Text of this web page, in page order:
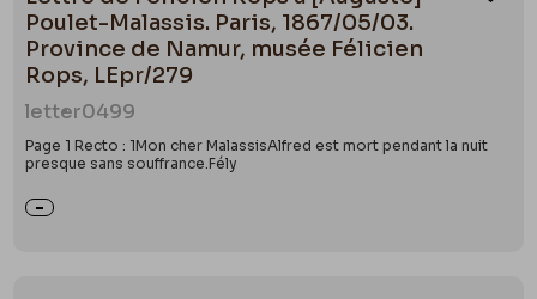
Poulet-Malassis. Paris, 1867/05/03.
Province de Namur, musée Félicien
Rops, LEpr/279
letter0499
Page 1 Recto : 1Mon cher MalassisAlfred est mort pendant la nuit
presque sans souffrance.Fély